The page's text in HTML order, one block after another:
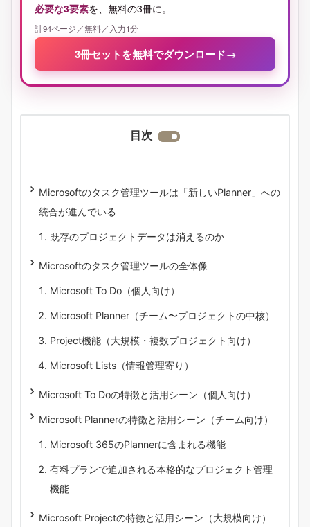
必要な3要素を、無料の3冊に。
計94ページ／無料／入力1分
3冊セットを無料でダウンロード→
目次
Microsoftのタスク管理ツールは「新しいPlanner」への
統合が進んでいる
既存のプロジェクトデータは消えるのか
Microsoftのタスク管理ツールの全体像
Microsoft To Do（個人向け）
Microsoft Planner（チーム〜プロジェクトの中核）
Project機能（大規模・複数プロジェクト向け）
Microsoft Lists（情報管理寄り）
Microsoft To Doの特徴と活用シーン（個人向け）
Microsoft Plannerの特徴と活用シーン（チーム向け）
Microsoft 365のPlannerに含まれる機能
有料プランで追加される本格的なプロジェクト管理
機能
Microsoft Projectの特徴と活用シーン（大規模向け）